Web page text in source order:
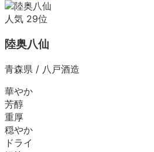
人気 29位
陸奥八仙
青森県 / 八戸酒造
華やか
芳醇
重厚
穏やか
ドライ